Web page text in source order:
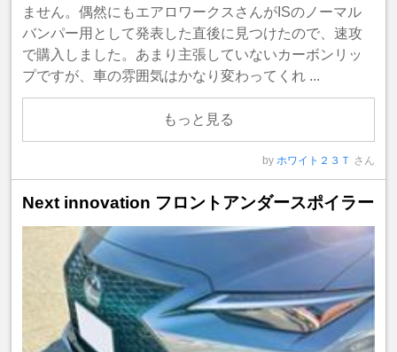
ません。偶然にもエアロワークスさんがISのノーマル
バンパー用として発表した直後に見つけたので、速攻
で購入しました。あまり主張していないカーボンリッ
プですが、車の雰囲気はかなり変わってくれ ...
もっと見る
by ホワイト２３Ｔ さん
Next innovation フロントアンダースポイラー